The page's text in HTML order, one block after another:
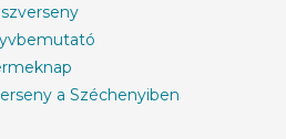
a Széchenyiben